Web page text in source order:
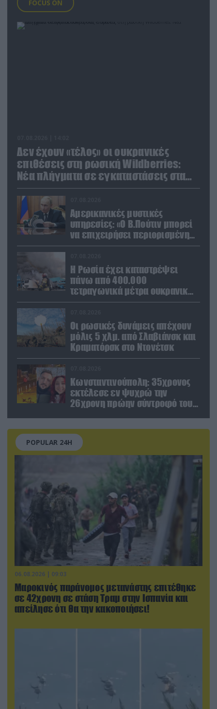
FOCUS ON
Δεν έχουν «τέλος» οι ουκρανικές
επιθέσεις στη ρωσική Wildberries:
Νέα πλήγματα σε εγκαταστάσεις στα
Ουράλια
Αμερικανικές μυστικές
υπηρεσίες: «Ο Β.Πούτιν μπορεί
να επιχειρήσει περιορισμένη
στρατιωτική επιχείρηση στην
Η Ρωσία έχει καταστρέψει
πάνω από 400.000
τετραγωνικά μέτρα ουκρανικών
εγκαταστάσεων τον Ιούλιο
Οι ρωσικές δυνάμεις απέχουν
μόλις 5 χλμ. από Σλαβιάνσκ και
Κραματόρσκ στο Ντονέτσκ
Κωνσταντινούπολη: 35χρονος
εκτέλεσε εν ψυχρώ την
26χρονη πρώην σύντροφό του
POPULAR 24H
06.08.2026 | 09:03
Μαροκινός παράνομος μετανάστης επιτέθηκε
σε 42χρονη σε στάση Τραμ στην Ισπανία και
απείλησε ότι θα την κακοποιήσει!